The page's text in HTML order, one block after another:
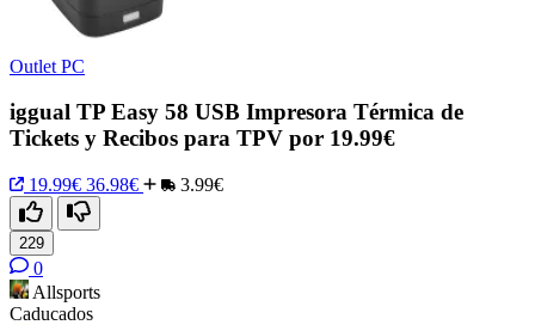
Outlet PC
iggual TP Easy 58 USB Impresora Térmica de
Tickets y Recibos para TPV por 19.99€
19.99€ 36.98€ 3.99€
229
0
Allsports
Caducados